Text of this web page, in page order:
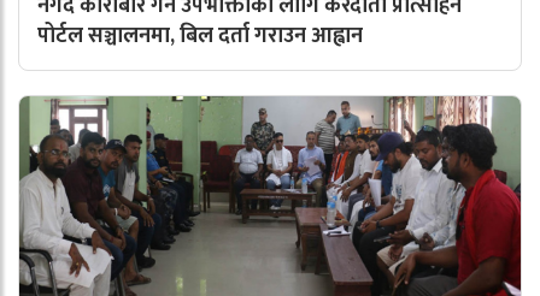
पोर्टल सञ्चालनमा, बिल दर्ता गराउन आह्वान